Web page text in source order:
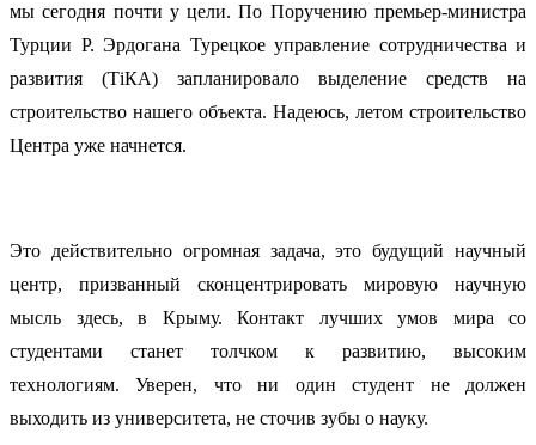
мы сегодня почти у цели. По Поручению премьер-министра
Турции Р. Эрдогана Турецкое управление сотрудничества и
развития (ТiКА) запланировало выделение средств на
строительство нашего объекта. Надеюсь, летом строительство
Центра уже начнется.
Это действительно огромная задача, это будущий научный
центр, призванный сконцентрировать мировую научную
мысль здесь, в Крыму. Контакт лучших умов мира со
студентами станет толчком к развитию, высоким
технологиям. Уверен, что ни один студент не должен
выходить из университета, не сточив зубы о науку.